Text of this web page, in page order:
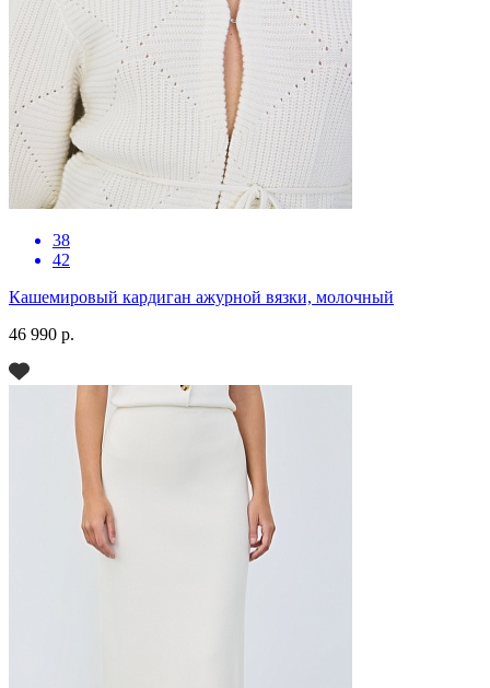
38
42
Кашемировый кардиган ажурной вязки, молочный
46 990 р.